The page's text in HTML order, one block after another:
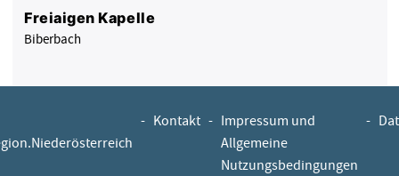
Freiaigen Kapelle
Biberbach
- Kontakt - Impressum und
Allgemeine
Nutzungsbedingungen
-